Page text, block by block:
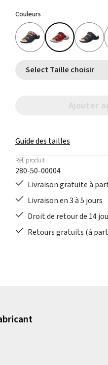
Couleurs
Select Taille choisir
Ajouter
Guide des tailles
Réf. produit :
280-50-00004
Livraison gratuite à
Livraison en 3 à 5 jours
Droit de retour de 14
Retours gratuits (à